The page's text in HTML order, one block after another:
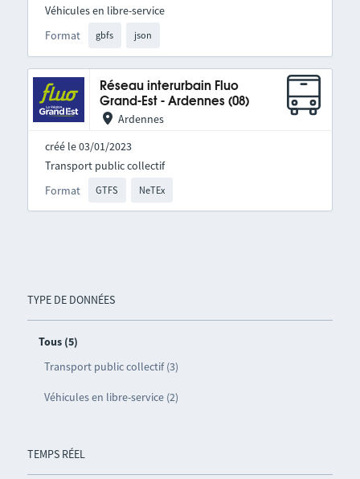
TYPE DE DONNÉES
Tous (5)
Transport public collectif (3)
Véhicules en libre-service (2)
TEMPS RÉEL
Format gbfs json
Véhicules en libre-service
Réseau interurbain Fluo
Grand-Est - Ardennes (08)
Ardennes
créé le 03/01/2023
Format GTFS NeTEx
Transport public collectif